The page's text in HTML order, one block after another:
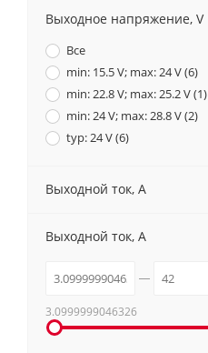
Выходное напряжение, V
Все
min: 15.5 V; max: 24 V (6)
min: 22.8 V; max: 25.2 V (1)
min: 24 V; max: 28.8 V (2)
typ: 24 V (6)
Выходной ток, A
Выходной ток, A
3.0999999046326